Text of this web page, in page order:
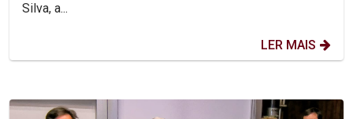
Silva, a...
LER MAIS